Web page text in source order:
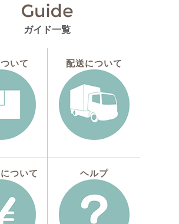
ガイド一覧
いて 配送について
ついて ヘルプ